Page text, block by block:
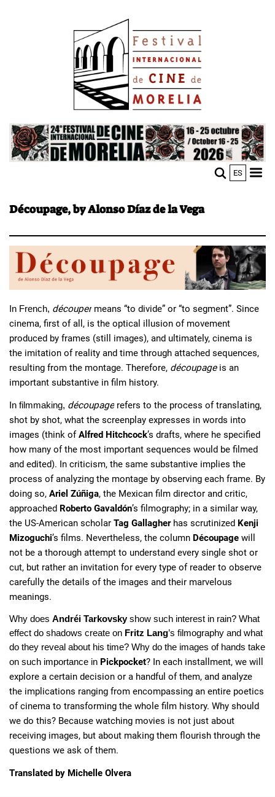
Image
ES
Découpage, by Alonso Díaz de la Vega
In French, découper means “to divide” or “to segment”. Since
cinema, first of all, is the optical illusion of movement
produced by frames (still images), and ultimately, cinema is
the imitation of reality and time through attached sequences,
resulting from the montage. Therefore, découpage is an
important substantive in film history.
In filmmaking, découpage refers to the process of translating,
shot by shot, what the screenplay expresses in words into
images (think of Alfred Hitchcock’s drafts, where he specified
how many of the most important sequences would be filmed
and edited). In criticism, the same substantive implies the
process of analyzing the montage by observing each frame. By
doing so, Ariel Zúñiga, the Mexican film director and critic,
approached Roberto Gavaldón’s filmography; in a similar way,
the US-American scholar Tag Gallagher has scrutinized Kenji
Mizoguchi’s films. Nevertheless, the column Découpage will
not be a thorough attempt to understand every single shot or
cut, but rather an invitation for every type of reader to observe
carefully the details of the images and their marvelous
meanings.
Why does Andréi Tarkovsky show such interest in rain? What
effect do shadows create on Fritz Lang’s filmography and what
do they reveal about his time? Why do the images of hands take
on such importance in Pickpocket? In each installment, we will
explore a certain decision or a handful of them, and analyze
the implications ranging from encompassing an entire poetics
of cinema to transforming the whole film history. Why should
we do this? Because watching movies is not just about
receiving images, but about making them flourish through the
questions we ask of them.
Translated by Michelle Olvera